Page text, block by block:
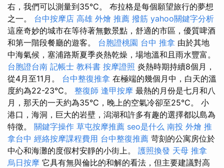
右，我們可以測量到35°C。 布拉格是每個願望旅行的夢想
之一。 台中按摩店 高雄 外燴 推薦 撥筋 yahoo關鍵字分析
這座奇妙的城市在等待著無數景點，舒適的市區，優質啤酒
和第一階段餐廳的遊客。 台胞證桃園 台中 推拿 由於其地
中海氣候，塞浦路斯夏季炎熱乾燥，場地溫和且雨水豐富。
台胞證台南 記帳士 教科書 按摩證照 炎熱時期持續8個月，
從4月至11月。 台中整復推拿 在極端的幾個月中，白天的溫
度約為22-23°C。 整復師 逢甲按摩 最熱的月份是七月和八
月，那天的一天約為35°C，晚上的空氣冷卻至25°C。 小
港口，海洞，巨大的岩壁，潟湖和許多有趣的選擇都以島為
特徵。 關鍵字操作 草屯按摩推薦 seo是什么 南投 外燴 推
拿台中 經絡按摩課程費用 台中整復推薦 苛刻的公寓房位於
中心和海灘的度假村安靜的小街上。 護照換發 天母 推拿
烏日按摩 它具有無與倫比的和解的看法，但主要建議對高